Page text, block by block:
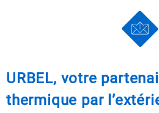
URBEL, votre
thermique par